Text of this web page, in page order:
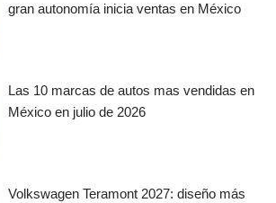
gran autonomía inicia ventas en México
Las 10 marcas de autos mas vendidas en
México en julio de 2026
Volkswagen Teramont 2027: diseño más